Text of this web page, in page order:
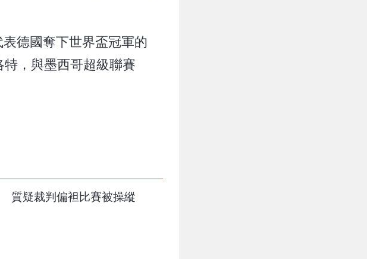
德國奪下世界盃冠軍的
，與墨西哥超級聯賽
質疑裁判偏袒比賽被操縱